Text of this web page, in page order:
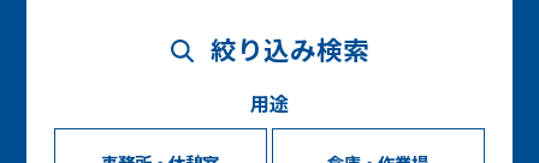
絞り込み検索
用途